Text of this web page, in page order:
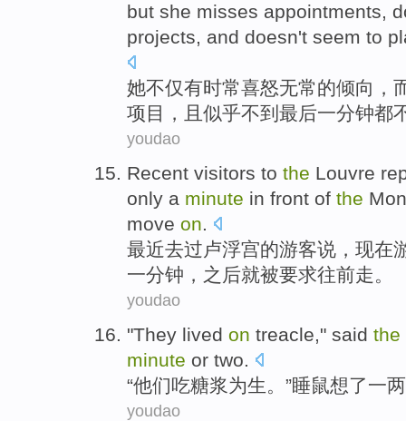
but she misses appointments,
projects, and doesn't seem to
她不仅有时常喜怒无常的倾向 ，
项目 ， 且 似乎不到 最后一分钟都
youdao
Recent visitors to the Louvre
only a minute in front of the
move on.
最近去过卢浮宫的游客说， 现在
一分钟 ， 之后就被要求往前走。
youdao
"They lived on treacle," said the
minute or two.
“他们吃糖浆为生。”睡鼠想了一两
youdao